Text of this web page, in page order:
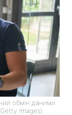
обмін даними
Images)